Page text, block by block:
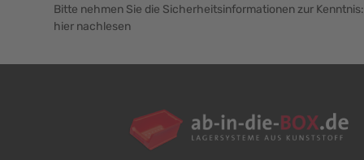
Bitte nehmen Sie die Sicherheitsinformationen zur Kenntnis:
hier nachlesen